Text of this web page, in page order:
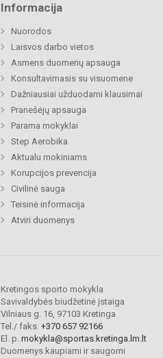
Informacija
Nuorodos
Laisvos darbo vietos
Asmens duomenų apsauga
Konsultavimasis su visuomene
Dažniausiai užduodami klausimai
Pranešėjų apsauga
Parama mokyklai
Step Aerobika
Aktualu mokiniams
Korupcijos prevencija
Civilinė sauga
Teisinė informacija
Atviri duomenys
Kretingos sporto mokykla
Savivaldybės biudžetinė įstaiga
Vilniaus g. 16, 97103 Kretinga
Tel./ faks. +370 657 92166
El. p. mokykla@sportas.kretinga.lm.lt
Duomenys kaupiami ir saugomi